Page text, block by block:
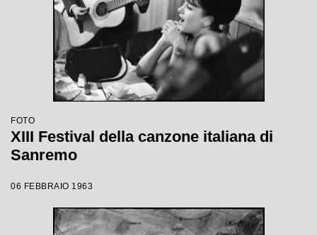
FOTO
XIII Festival della canzone italiana di
Sanremo
06 FEBBRAIO 1963